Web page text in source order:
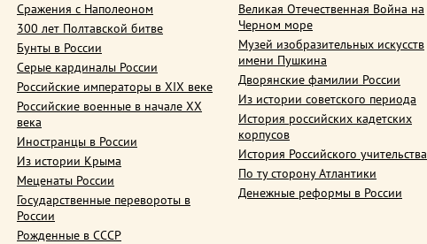
Сражения с Наполеоном
300 лет Полтавской битве
Бунты в России
Серые кардиналы России
Российские императоры в XIX веке
Российские военные в начале ХХ
века
Иностранцы в России
Из истории Крыма
Меценаты России
Государственные перевороты в
России
Рожденные в СССР
Великая Отечественная Война на
Черном море
Музей изобразительных искусств
имени Пушкина
Дворянские фамилии России
Из истории советского периода
История российских кадетских
корпусов
История Российского учительства
По ту сторону Атлантики
Денежные реформы в России